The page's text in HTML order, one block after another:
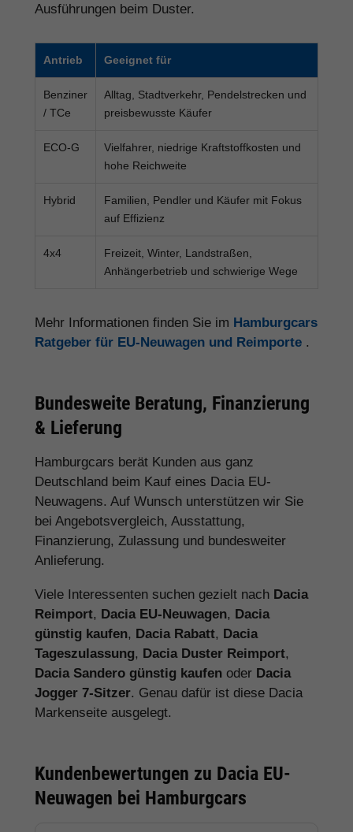
Ausführungen beim Duster.
Antrieb Geeignet für
Benziner
/ TCe
Alltag, Stadtverkehr, Pendelstrecken und
preisbewusste Käufer
ECO-G
Vielfahrer, niedrige Kraftstoffkosten und
hohe Reichweite
Hybrid
Familien, Pendler und Käufer mit Fokus
auf Effizienz
4x4
Freizeit, Winter, Landstraßen,
Anhängerbetrieb und schwierige Wege
Mehr Informationen finden Sie im Hamburgcars
Ratgeber für EU-Neuwagen und Reimporte .
Bundesweite Beratung, Finanzierung
& Lieferung
Hamburgcars berät Kunden aus ganz
Deutschland beim Kauf eines Dacia EU-
Neuwagens. Auf Wunsch unterstützen wir Sie
bei Angebotsvergleich, Ausstattung,
Finanzierung, Zulassung und bundesweiter
Anlieferung.
Viele Interessenten suchen gezielt nach Dacia
Reimport, Dacia EU-Neuwagen, Dacia
günstig kaufen, Dacia Rabatt, Dacia
Tageszulassung, Dacia Duster Reimport,
Dacia Sandero günstig kaufen oder Dacia
Jogger 7-Sitzer. Genau dafür ist diese Dacia
Markenseite ausgelegt.
Kundenbewertungen zu Dacia EU-
Neuwagen bei Hamburgcars